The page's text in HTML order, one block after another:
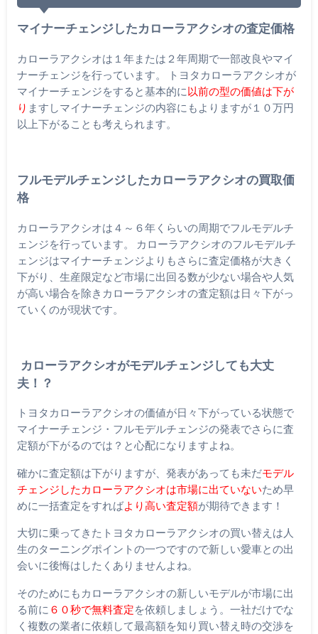
マイナーチェンジしたカローラアクシオの査定価格
カローラアクシオは１年または２年周期で一部改良やマイ
ナーチェンジを行っています。 トヨタカローラアクシオが
マイナーチェンジをすると基本的に以前の型の価値は下が
り ますしマイナーチェンジの内容にもよりますが１０万円
以上下がることも考えられます。
フルモデルチェンジしたカローラアクシオの買取価
格
カローラアクシオは４～６年くらいの周期でフルモデルチ
ェンジを行っています。 カローラアクシオのフルモデルチ
ェンジはマイナーチェンジよりもさらに査定価格が大きく
下がり、生産限定など市場に出回る数が少ない場合や人気
が高い場合を除きカローラアクシオの査定額は日々下がっ
ていくのが現状です。
カローラアクシオがモデルチェンジしても大丈
夫！？
トヨタカローラアクシオの価値が日々下がっている状態で
マイナーチェンジ・フルモデルチェンジの発表でさらに査
定額が下がるのでは？と心配になりますよね。
確かに査定額は下がりますが、発表があっても未だモデル
チェンジしたカローラアクシオは市場に出ていないため早
めに一括査定をすればより高い査定額が期待できます！
大切に乗ってきたトヨタカローラアクシオの買い替えは人
生のターニングポイントの一つですので新しい愛車との出
会いに後悔はしたくありませんよね。
そのためにもカローラアクシオの新しいモデルが市場に出
る前に ６０秒で無料査定を依頼しましょう。一社だけでな
く複数の業者に依頼して最高額を知り買い替え時の交渉を